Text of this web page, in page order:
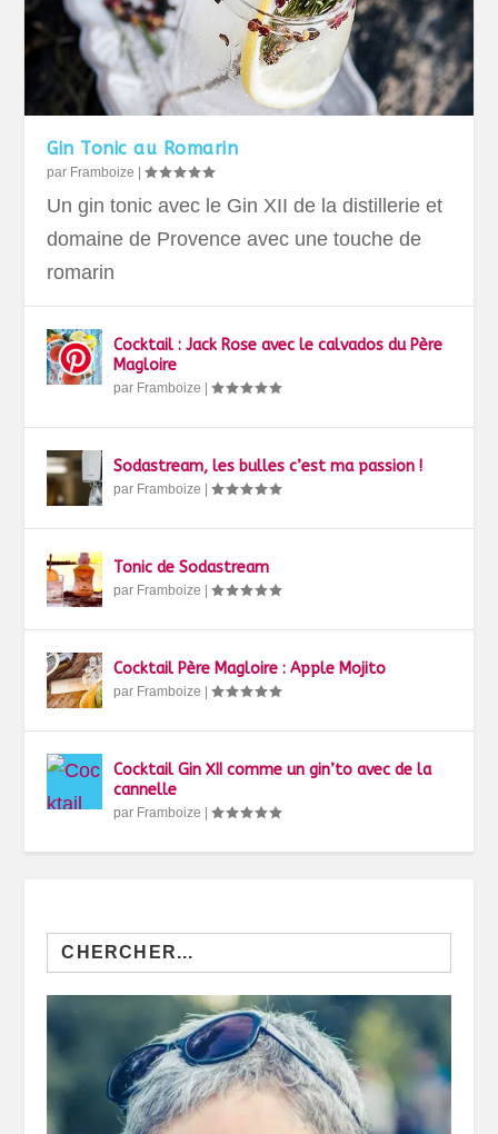
Gin Tonic au Romarin
par Framboize |
Un gin tonic avec le Gin XII de la distillerie et
domaine de Provence avec une touche de
romarin
Cocktail : Jack Rose avec le calvados du Père
Magloire
par Framboize |
Sodastream, les bulles c’est ma passion !
par Framboize |
Tonic de Sodastream
par Framboize |
Cocktail Père Magloire : Apple Mojito
par Framboize |
Cocktail Gin XII comme un gin’to avec de la
cannelle
par Framboize |
Search
for: